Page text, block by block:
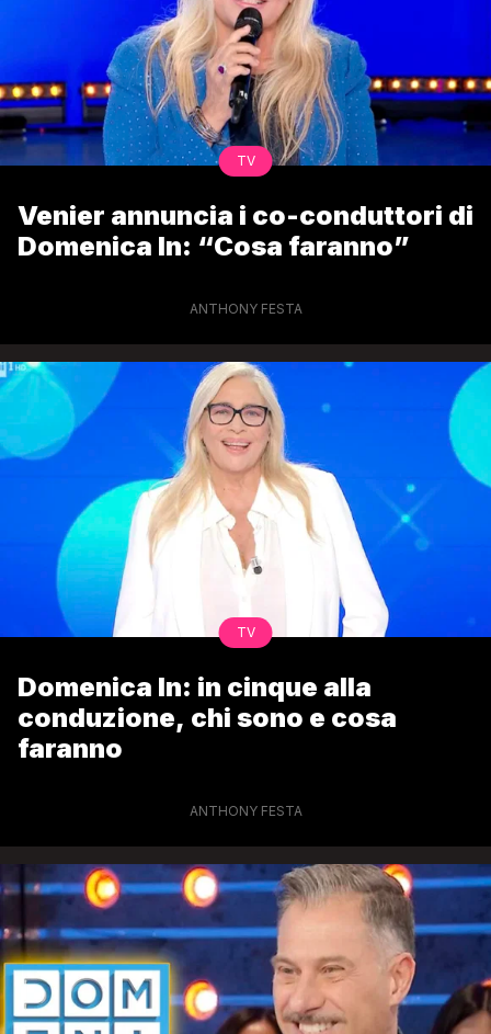
TV
Venier annuncia i co-conduttori di
Domenica In: “Cosa faranno”
ANTHONY FESTA
TV
Domenica In: in cinque alla
conduzione, chi sono e cosa
faranno
ANTHONY FESTA